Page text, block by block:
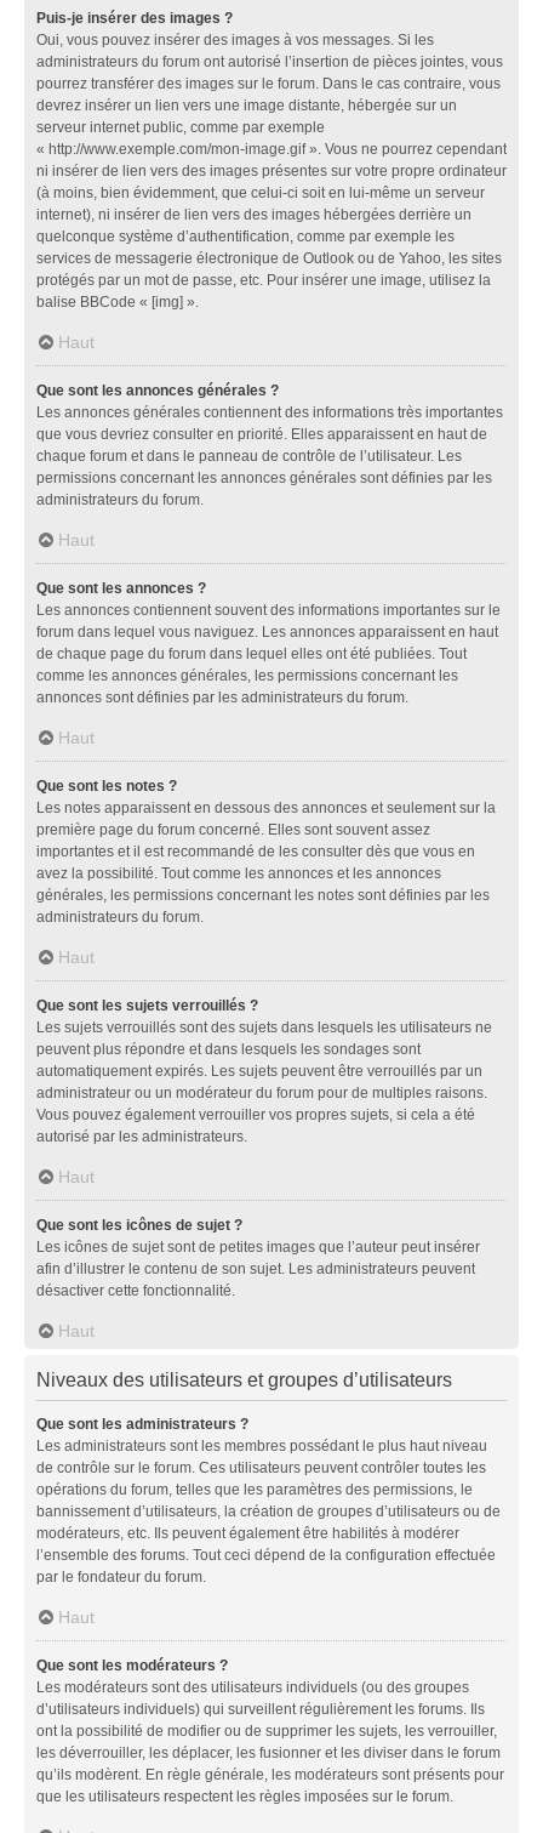
Puis-je insérer des images ?
Oui, vous pouvez insérer des images à vos messages. Si les
administrateurs du forum ont autorisé l’insertion de pièces jointes, vous
pourrez transférer des images sur le forum. Dans le cas contraire, vous
devrez insérer un lien vers une image distante, hébergée sur un
serveur internet public, comme par exemple
« http://www.exemple.com/mon-image.gif ». Vous ne pourrez cependant
ni insérer de lien vers des images présentes sur votre propre ordinateur
(à moins, bien évidemment, que celui-ci soit en lui-même un serveur
internet), ni insérer de lien vers des images hébergées derrière un
quelconque système d’authentification, comme par exemple les
services de messagerie électronique de Outlook ou de Yahoo, les sites
protégés par un mot de passe, etc. Pour insérer une image, utilisez la
balise BBCode « [img] ».
Haut
Que sont les annonces générales ?
Les annonces générales contiennent des informations très importantes
que vous devriez consulter en priorité. Elles apparaissent en haut de
chaque forum et dans le panneau de contrôle de l’utilisateur. Les
permissions concernant les annonces générales sont définies par les
administrateurs du forum.
Haut
Que sont les annonces ?
Les annonces contiennent souvent des informations importantes sur le
forum dans lequel vous naviguez. Les annonces apparaissent en haut
de chaque page du forum dans lequel elles ont été publiées. Tout
comme les annonces générales, les permissions concernant les
annonces sont définies par les administrateurs du forum.
Haut
Que sont les notes ?
Les notes apparaissent en dessous des annonces et seulement sur la
première page du forum concerné. Elles sont souvent assez
importantes et il est recommandé de les consulter dès que vous en
avez la possibilité. Tout comme les annonces et les annonces
générales, les permissions concernant les notes sont définies par les
administrateurs du forum.
Haut
Que sont les sujets verrouillés ?
Les sujets verrouillés sont des sujets dans lesquels les utilisateurs ne
peuvent plus répondre et dans lesquels les sondages sont
automatiquement expirés. Les sujets peuvent être verrouillés par un
administrateur ou un modérateur du forum pour de multiples raisons.
Vous pouvez également verrouiller vos propres sujets, si cela a été
autorisé par les administrateurs.
Haut
Que sont les icônes de sujet ?
Les icônes de sujet sont de petites images que l’auteur peut insérer
afin d’illustrer le contenu de son sujet. Les administrateurs peuvent
désactiver cette fonctionnalité.
Haut
Niveaux des utilisateurs et groupes d’utilisateurs
Que sont les administrateurs ?
Les administrateurs sont les membres possédant le plus haut niveau
de contrôle sur le forum. Ces utilisateurs peuvent contrôler toutes les
opérations du forum, telles que les paramètres des permissions, le
bannissement d’utilisateurs, la création de groupes d’utilisateurs ou de
modérateurs, etc. Ils peuvent également être habilités à modérer
l’ensemble des forums. Tout ceci dépend de la configuration effectuée
par le fondateur du forum.
Haut
Que sont les modérateurs ?
Les modérateurs sont des utilisateurs individuels (ou des groupes
d’utilisateurs individuels) qui surveillent régulièrement les forums. Ils
ont la possibilité de modifier ou de supprimer les sujets, les verrouiller,
les déverrouiller, les déplacer, les fusionner et les diviser dans le forum
qu’ils modèrent. En règle générale, les modérateurs sont présents pour
que les utilisateurs respectent les règles imposées sur le forum.